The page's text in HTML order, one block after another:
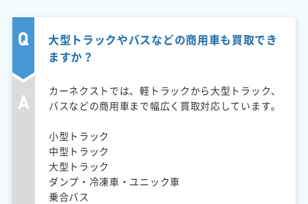
大型トラックやバスなどの商用車も買取でき
ますか？
カーネクストでは、軽トラックから大型トラック、
バスなどの商用車まで幅広く買取対応しています。
小型トラック
中型トラック
大型トラック
ダンプ・冷凍車・ユニック車
乗合バス